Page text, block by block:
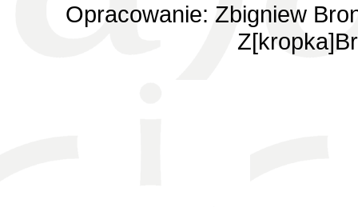
Opracowanie: Zbigniew